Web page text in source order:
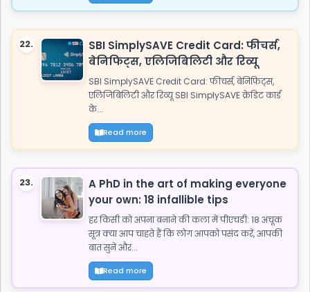
22.
SBI SimplySAVE Credit Card: फीचर्स,
बेनिफिट्स, एलिजिबिलिटी और रिव्यू
SBI SimplySAVE Credit Card: फीचर्स, बेनिफिट्स,
एलिजिबिलिटी और रिव्यू SBI SimplySAVE क्रेडिट कार्ड
के...
Read more
23.
A PhD in the art of making everyone
your own: 18 infallible tips
हर किसी को अपना बनाने की कला में पीएचडी: 18 अचूक
सूत्र क्या आप चाहते हैं कि लोग आपको पसंद करें, आपकी
बात सुनें और...
Read more